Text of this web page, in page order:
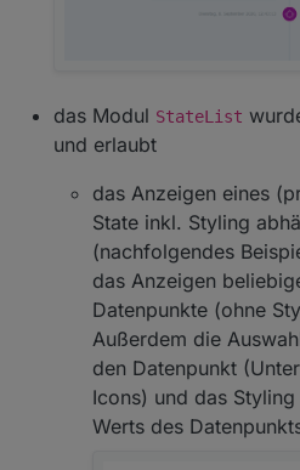
das Modul StateList
und erlaubt
das Anzeigen eines
State inkl. Styling
(nachfolgendes
das Anzeigen
Datenpunkte (ohne
Außerdem die
den Datenpunkt
Icons) und das
Werts des